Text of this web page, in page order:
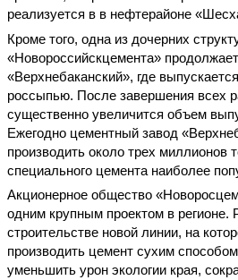
реализуется в в нефтерайоне
Кроме того, одна из дочерних
«Новороссийскцемента»
«Верхнебаканский», где выпускается
россыпью. После завершения всех
существенно увеличится объем
Ежегодно цементный завод
производить около трех миллионов
специального цемента наиболее
Акционерное общество
одним крупным проектом в регионе.
строительстве новой линии, на
производить цемент сухим
уменьшить урон экологии края,